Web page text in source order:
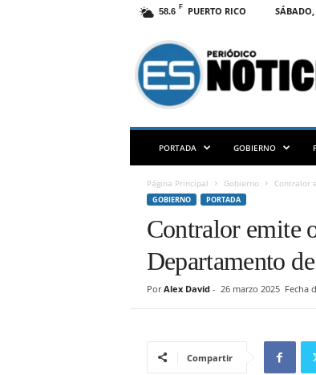
58.6 F PUERTO RICO
S
N
O
PORTADA GOBIERNO
Página Principal Gobierno Contralor
GOBIERNO PORTADA
Contralor emite
Departamento
Por Alex David- 26 marzo 2025 Fecha
Compartir